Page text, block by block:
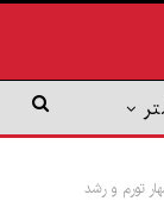
تورم و رشد